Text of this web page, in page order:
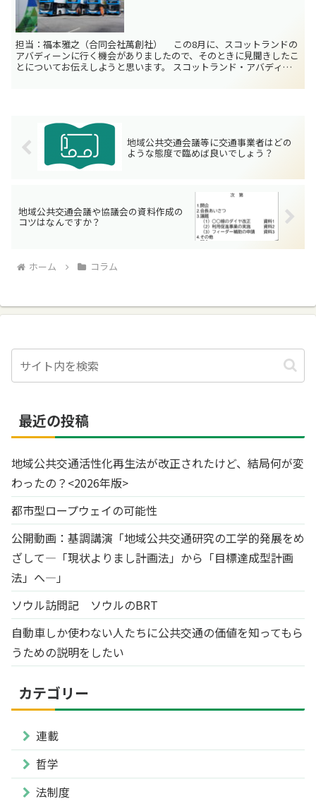
担当：福本雅之（合同会社萬創社） この8月に、スコットランドの
アバディーンに行く機会がありましたので、そのときに見聞きしたこ
とについてお伝えしようと思います。 スコットランド・アバディー
地域公共交通会議等に交通事業者はどの
ような態度で臨めば良いでしょう？
地域公共交通会議や協議会の資料作成の
コツはなんですか？
ホーム コラム
最近の投稿
地域公共交通活性化再生法が改正されたけど、結局何が変
わったの？<2026年版>
都市型ロープウェイの可能性
公開動画：基調講演「地域公共交通研究の工学的発展をめ
ざして―「現状よりまし計画法」から「目標達成型計画
法」へ―」
ソウル訪問記 ソウルのBRT
自動車しか使わない人たちに公共交通の価値を知ってもら
うための説明をしたい
カテゴリー
連載
哲学
法制度